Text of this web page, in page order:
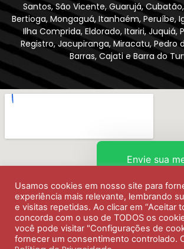
Santos, São Vicente, Guarujá,
Bertioga, Mongaguá, Itanhaém, Peruíbe,
Ilha Comprida, Eldorado, Itariri, Juquiá,
Registro, Jacupiranga, Miracatu, Pedro
Barras, Cajati e Barra do
Usamos cookies em nosso site para
experiência mais relevante, lembrando
e visitas repetidas. Ao clicar em “Aceitar
concorda com o uso de TODOS os
você pode visitar "Configurações de
fornecer um consentimento controlado.
Envie sua
Olá, como